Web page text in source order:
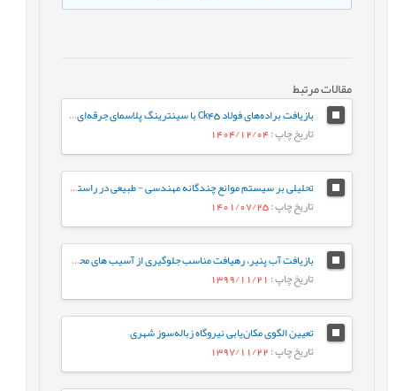
مقالات مرتبط
بازیافت براده‌های فولاد Ck45 با سینترینگ پلاسمای جرقه‌ای: مقایسه با ماشینکاری سنتی و ارزیابی محیط‌زیستی
تاریخ چاپ: 1404/12/04
تحلیلی بر سیستم موانع چندگانه مهندسی - طبیعی در راستای مدیریت پایدار پسماندهای رادیواکتیو
تاریخ چاپ: 1401/07/25
بازیافت آب پنیر، رهیافت مناسب جلوگیری از آسیب های محیط زیست
تاریخ چاپ: 1399/11/21
تعیین الگوی مکان‌یابی نیروگاه‌ زباله‌سوز شهری
تاریخ چاپ: 1397/11/22